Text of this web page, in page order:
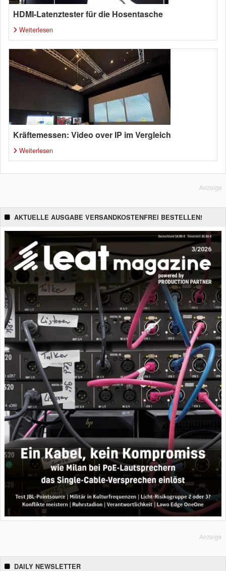
HDMI-Latenztester für die Hosentasche
Weiterlesen
Kräftemessen: Video over IP im Vergleich
Weiterlesen
Anzeige
AKTUELLE AUSGABE VERSANDKOSTENFREI BESTELLEN!
Anzeige
DAILY NEWSLETTER